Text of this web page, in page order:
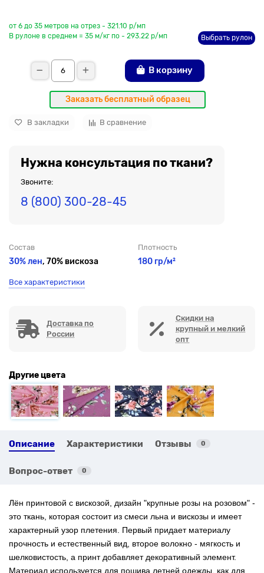
от 6 до 35 метров на отрез - 321.10 р/мп
В рулоне в среднем = 35 м/кг по - 293.22 р/мп
Выбрать рулон
В корзину
Заказать бесплатный образец
В закладки В сравнение
Нужна консультация по ткани?
Звоните:
8 (800) 300-28-45
Состав
30% лен, 70% вискоза
Плотность
180 гр/м²
Все характеристики
Доставка по
России
Скидки на
крупный и мелкий
опт
Другие цвета
Описание Характеристики Отзывы 0
Вопрос-ответ 0
Лён принтовой с вискозой, дизайн "крупные розы на розовом" -
это ткань, которая состоит из смеси льна и вискозы и имеет
характерный узор плетения. Первый придает материалу
прочность и естественный вид, второе волокно - мягкость и
шелковистость, а принт добавляет декоративный элемент.
Материал используется для пошива летней одежды, как для